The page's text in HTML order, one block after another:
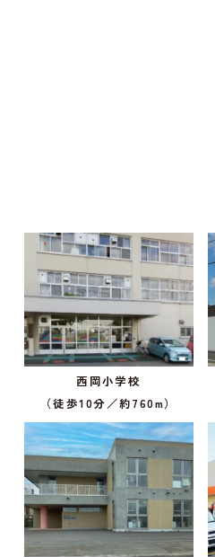
西岡小学校
（徒歩10分／約760m）